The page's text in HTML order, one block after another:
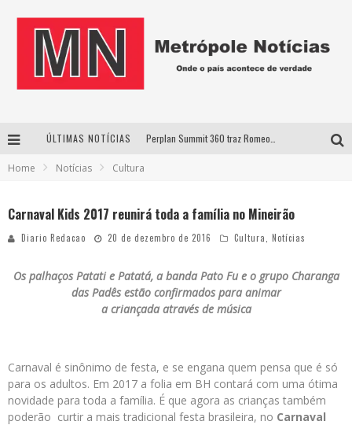
ÚLTIMAS NOTÍCIAS
Agosto Dourado: apoio, informação e acolhimento fortalecem o sucesso da amamentação
Home Notícias Cultura
Carnaval Kids 2017 reunirá toda a família no Mineirão
Diario Redacao 20 de dezembro de 2016 Cultura Notícias
Os palhaços Patati e Patatá, a banda Pato Fu e o grupo Charanga
das Padês estão confirmados para animar
a criançada através de música
Carnaval é sinônimo de festa, e se engana quem pensa que é só
para os adultos. Em 2017 a folia em BH contará com uma ótima
novidade para toda a família. É que agora as crianças também
poderão curtir a mais tradicional festa brasileira, no Carnaval